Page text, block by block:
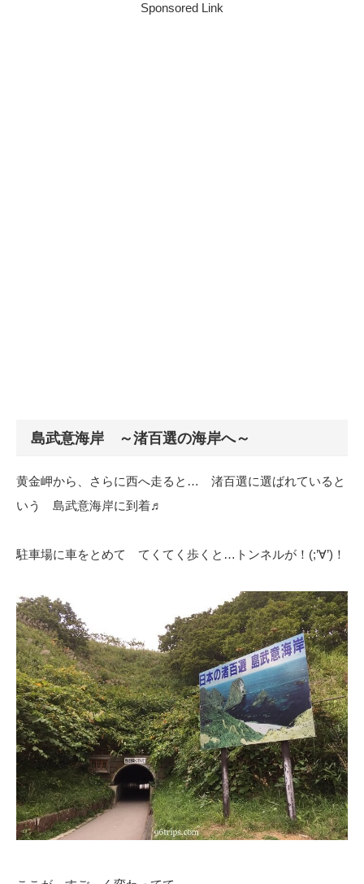
Sponsored Link
島武意海岸 ～渚百選の海岸へ～
黄金岬から、さらに西へ走ると… 渚百選に選ばれていると
いう 島武意海岸に到着♬
駐車場に車をとめて てくてく歩くと…トンネルが！(;’∀’)！